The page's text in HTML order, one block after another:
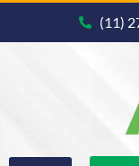
(11)